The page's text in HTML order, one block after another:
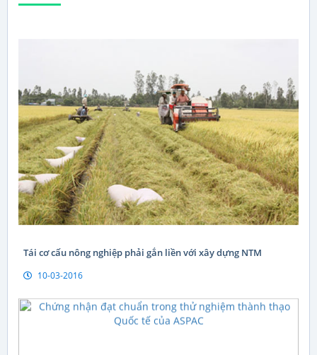
Tái cơ cấu nông nghiệp phải gắn liền với xây dựng NTM
10-03-2016